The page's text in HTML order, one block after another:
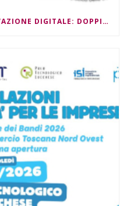
DONNE, LAVORO E INNOVAZIONE DIGITALE: DOPPIO APPUNTAMENTO